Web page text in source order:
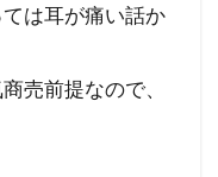
は耳が痛い話か
売前提なので、